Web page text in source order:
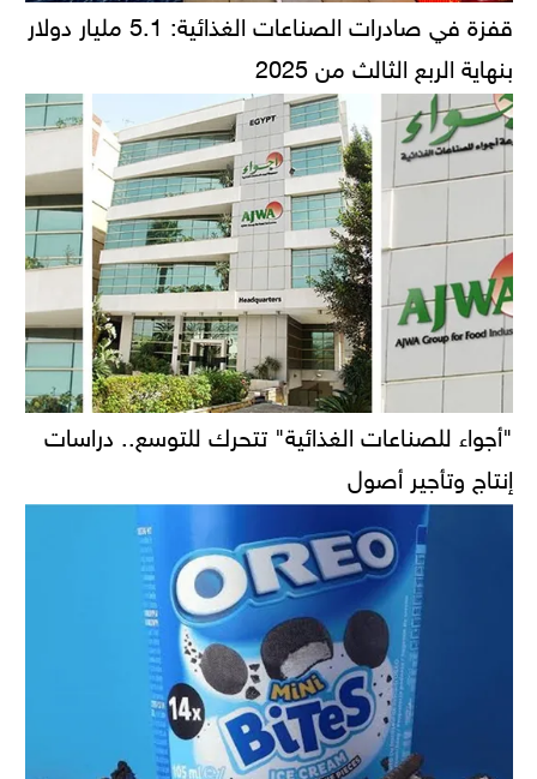
قفزة في صادرات الصناعات الغذائية: 5.1 مليار دولار
بنهاية الربع الثالث من 2025
"أجواء للصناعات الغذائية" تتحرك للتوسع.. دراسات
إنتاج وتأجير أصول